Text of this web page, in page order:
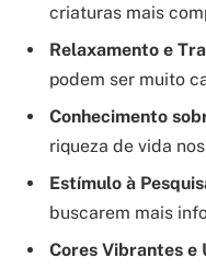
criaturas mais
Relaxamento e
podem ser muito
Conhecimento
riqueza de vida
Estímulo à
buscarem mais
Cores Vibrantes e